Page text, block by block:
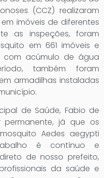
(CCZ) realizaram
imóveis de diferentes
as inspeções, foram
em 661 imóveis e
com acúmulo de água
também foram
armadilhas instaladas
de Saúde, Fabio de
já que os
Aedes aegypti
é contínuo e
de nosso prefeito,
da saúde e